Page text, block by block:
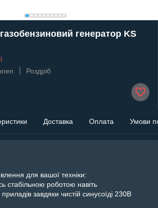
генератор KS
Роздріб
Доставка Оплата Умови
для вашої техніки:
стабільною роботою навіть
завдяки чистій синусоїді 230В